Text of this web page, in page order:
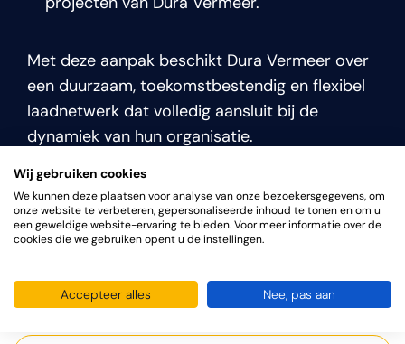
Met deze aanpak beschikt Dura Vermeer over
een duurzaam, toekomstbestendig en flexibel
laadnetwerk dat volledig aansluit bij de
dynamiek van hun organisatie.
Ik wil dit ook!
Bepaal zelf de laadinsfrastructuur
Wij gebruiken cookies
We kunnen deze plaatsen voor analyse van onze bezoekersgegevens, om
onze website te verbeteren, gepersonaliseerde inhoud te tonen en om u
een geweldige website-ervaring te bieden. Voor meer informatie over de
cookies die we gebruiken opent u de instellingen.
Accepteer alles Nee, pas aan